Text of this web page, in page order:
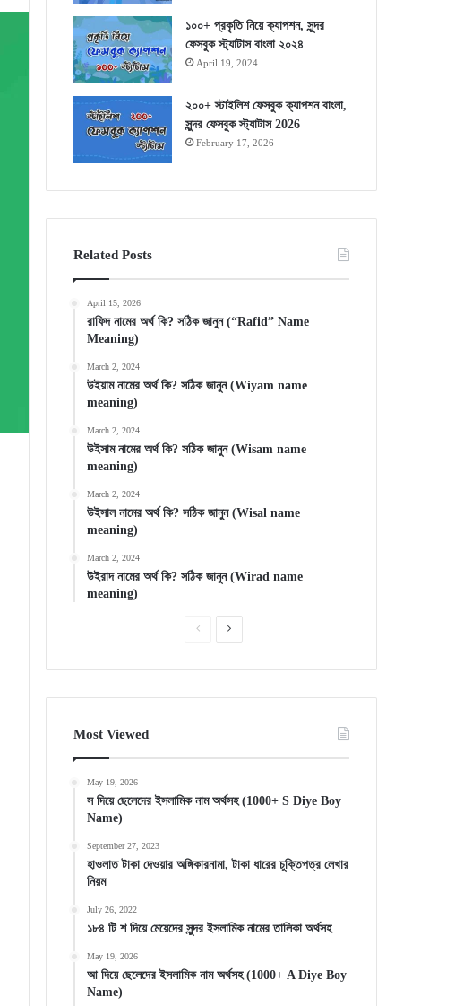
১০০+ প্রকৃতি নিয়ে ক্যাপশন, সুন্দর
ফেসবুক স্ট্যাটাস বাংলা ২০২৪
April 19, 2024
২০০+ স্টাইলিশ ফেসবুক ক্যাপশন বাংলা,
সুন্দর ফেসবুক স্ট্যাটাস 2026
February 17, 2026
Related Posts
April 15, 2026
রাফিদ নামের অর্থ কি? সঠিক জানুন (“Rafid” Name
Meaning)
March 2, 2024
উইয়াম নামের অর্থ কি? সঠিক জানুন (Wiyam name
meaning)
March 2, 2024
উইসাম নামের অর্থ কি? সঠিক জানুন (Wisam name
meaning)
March 2, 2024
উইসাল নামের অর্থ কি? সঠিক জানুন (Wisal name
meaning)
March 2, 2024
উইরাদ নামের অর্থ কি? সঠিক জানুন (Wirad name
meaning)
PreviousNext
Most Viewed
May 19, 2026
স দিয়ে ছেলেদের ইসলামিক নাম অর্থসহ (1000+ S Diye Boy
Name)
September 27, 2023
হাওলাত টাকা দেওয়ার অঙ্গিকারনামা, টাকা ধারের চুক্তিপত্র লেখার
নিয়ম
July 26, 2022
১৮৪ টি শ দিয়ে মেয়েদের সুন্দর ইসলামিক নামের তালিকা অর্থসহ
May 19, 2026
আ দিয়ে ছেলেদের ইসলামিক নাম অর্থসহ (1000+ A Diye Boy
Name)